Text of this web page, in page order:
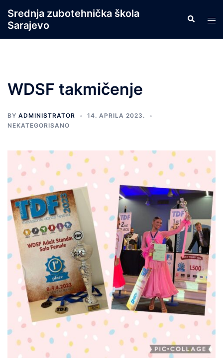
content
Srednja zubotehnička škola
Sarajevo
Search
WDSF takmičenje
BY ADMINISTRATOR
14. APRILA 2023.
NEKATEGORISANO